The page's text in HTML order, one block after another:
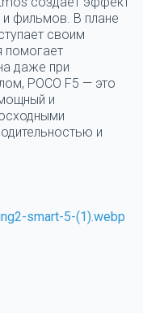
фильмов. В плане
своим
помогает
даже при
POCO F5 — это
и
и